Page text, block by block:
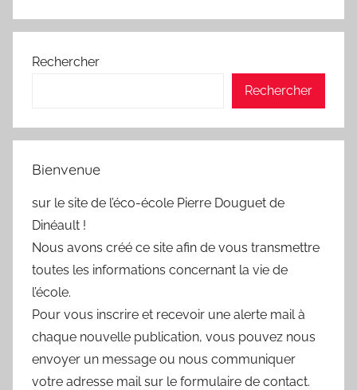
Rechercher
Rechercher
Bienvenue
sur le site de l’éco-école Pierre Douguet de
Dinéault !
Nous avons créé ce site afin de vous transmettre
toutes les informations concernant la vie de
l’école.
Pour vous inscrire et recevoir une alerte mail à
chaque nouvelle publication, vous pouvez nous
envoyer un message ou nous communiquer
votre adresse mail sur le formulaire de contact.